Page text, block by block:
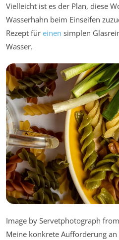
Vielleicht ist es der Plan, diese
Wasserhahn beim Einseifen
Rezept für einen simplen
Wasser.
Image by Servetphotograph
Meine konkrete Aufforderung